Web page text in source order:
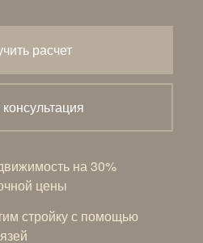
расчет
на 30%
цены
стройку с помощью